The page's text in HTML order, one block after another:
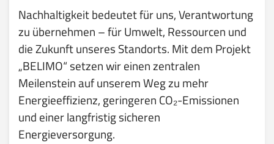
Nachhaltigkeit bedeutet für uns, Verantwortung
zu übernehmen – für Umwelt, Ressourcen und
die Zukunft unseres Standorts. Mit dem Projekt
„BELIMO“ setzen wir einen zentralen
Meilenstein auf unserem Weg zu mehr
Energieeffizienz, geringeren CO₂-Emissionen
und einer langfristig sicheren
Energieversorgung.